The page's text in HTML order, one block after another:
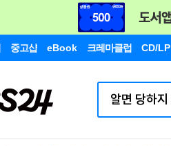
중고샵 eBook 크레마클럽 CD/LP